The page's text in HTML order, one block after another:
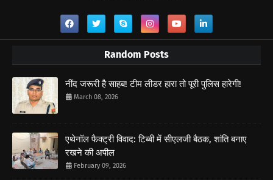
Random Posts
नींद जरूरी है साहब! टीम लीडर हारा तो पूरी पुलिस हारेगी!
March 08, 2026
एथेनॉल फैक्ट्री विवाद: टिब्बी में सीएलजी बैठक, शांति बनाए
रखने की अपील
February 09, 2026